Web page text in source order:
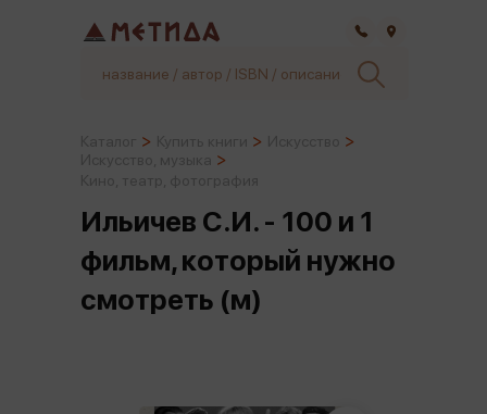
Ильичев С.И. - 100 и 1
фильм, который нужно
смотреть (м)